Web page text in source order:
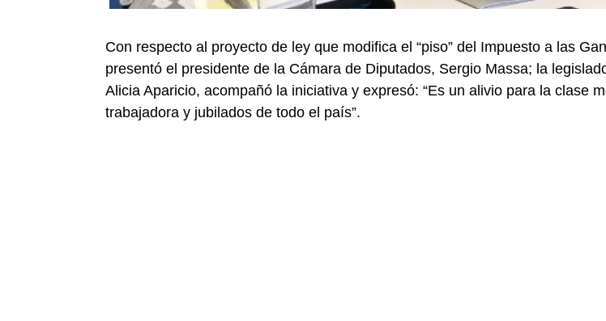
Con respecto al proyecto de ley que modifica el “piso” del Impuesto a las
presentó el presidente de la Cámara de Diputados, Sergio Massa; la
Alicia Aparicio, acompañó la iniciativa y expresó: “Es un alivio para la clase
trabajadora y jubilados de todo el país”.